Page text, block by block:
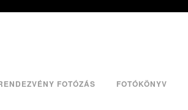
FOTÓZÁS FOTÓKÖNYV